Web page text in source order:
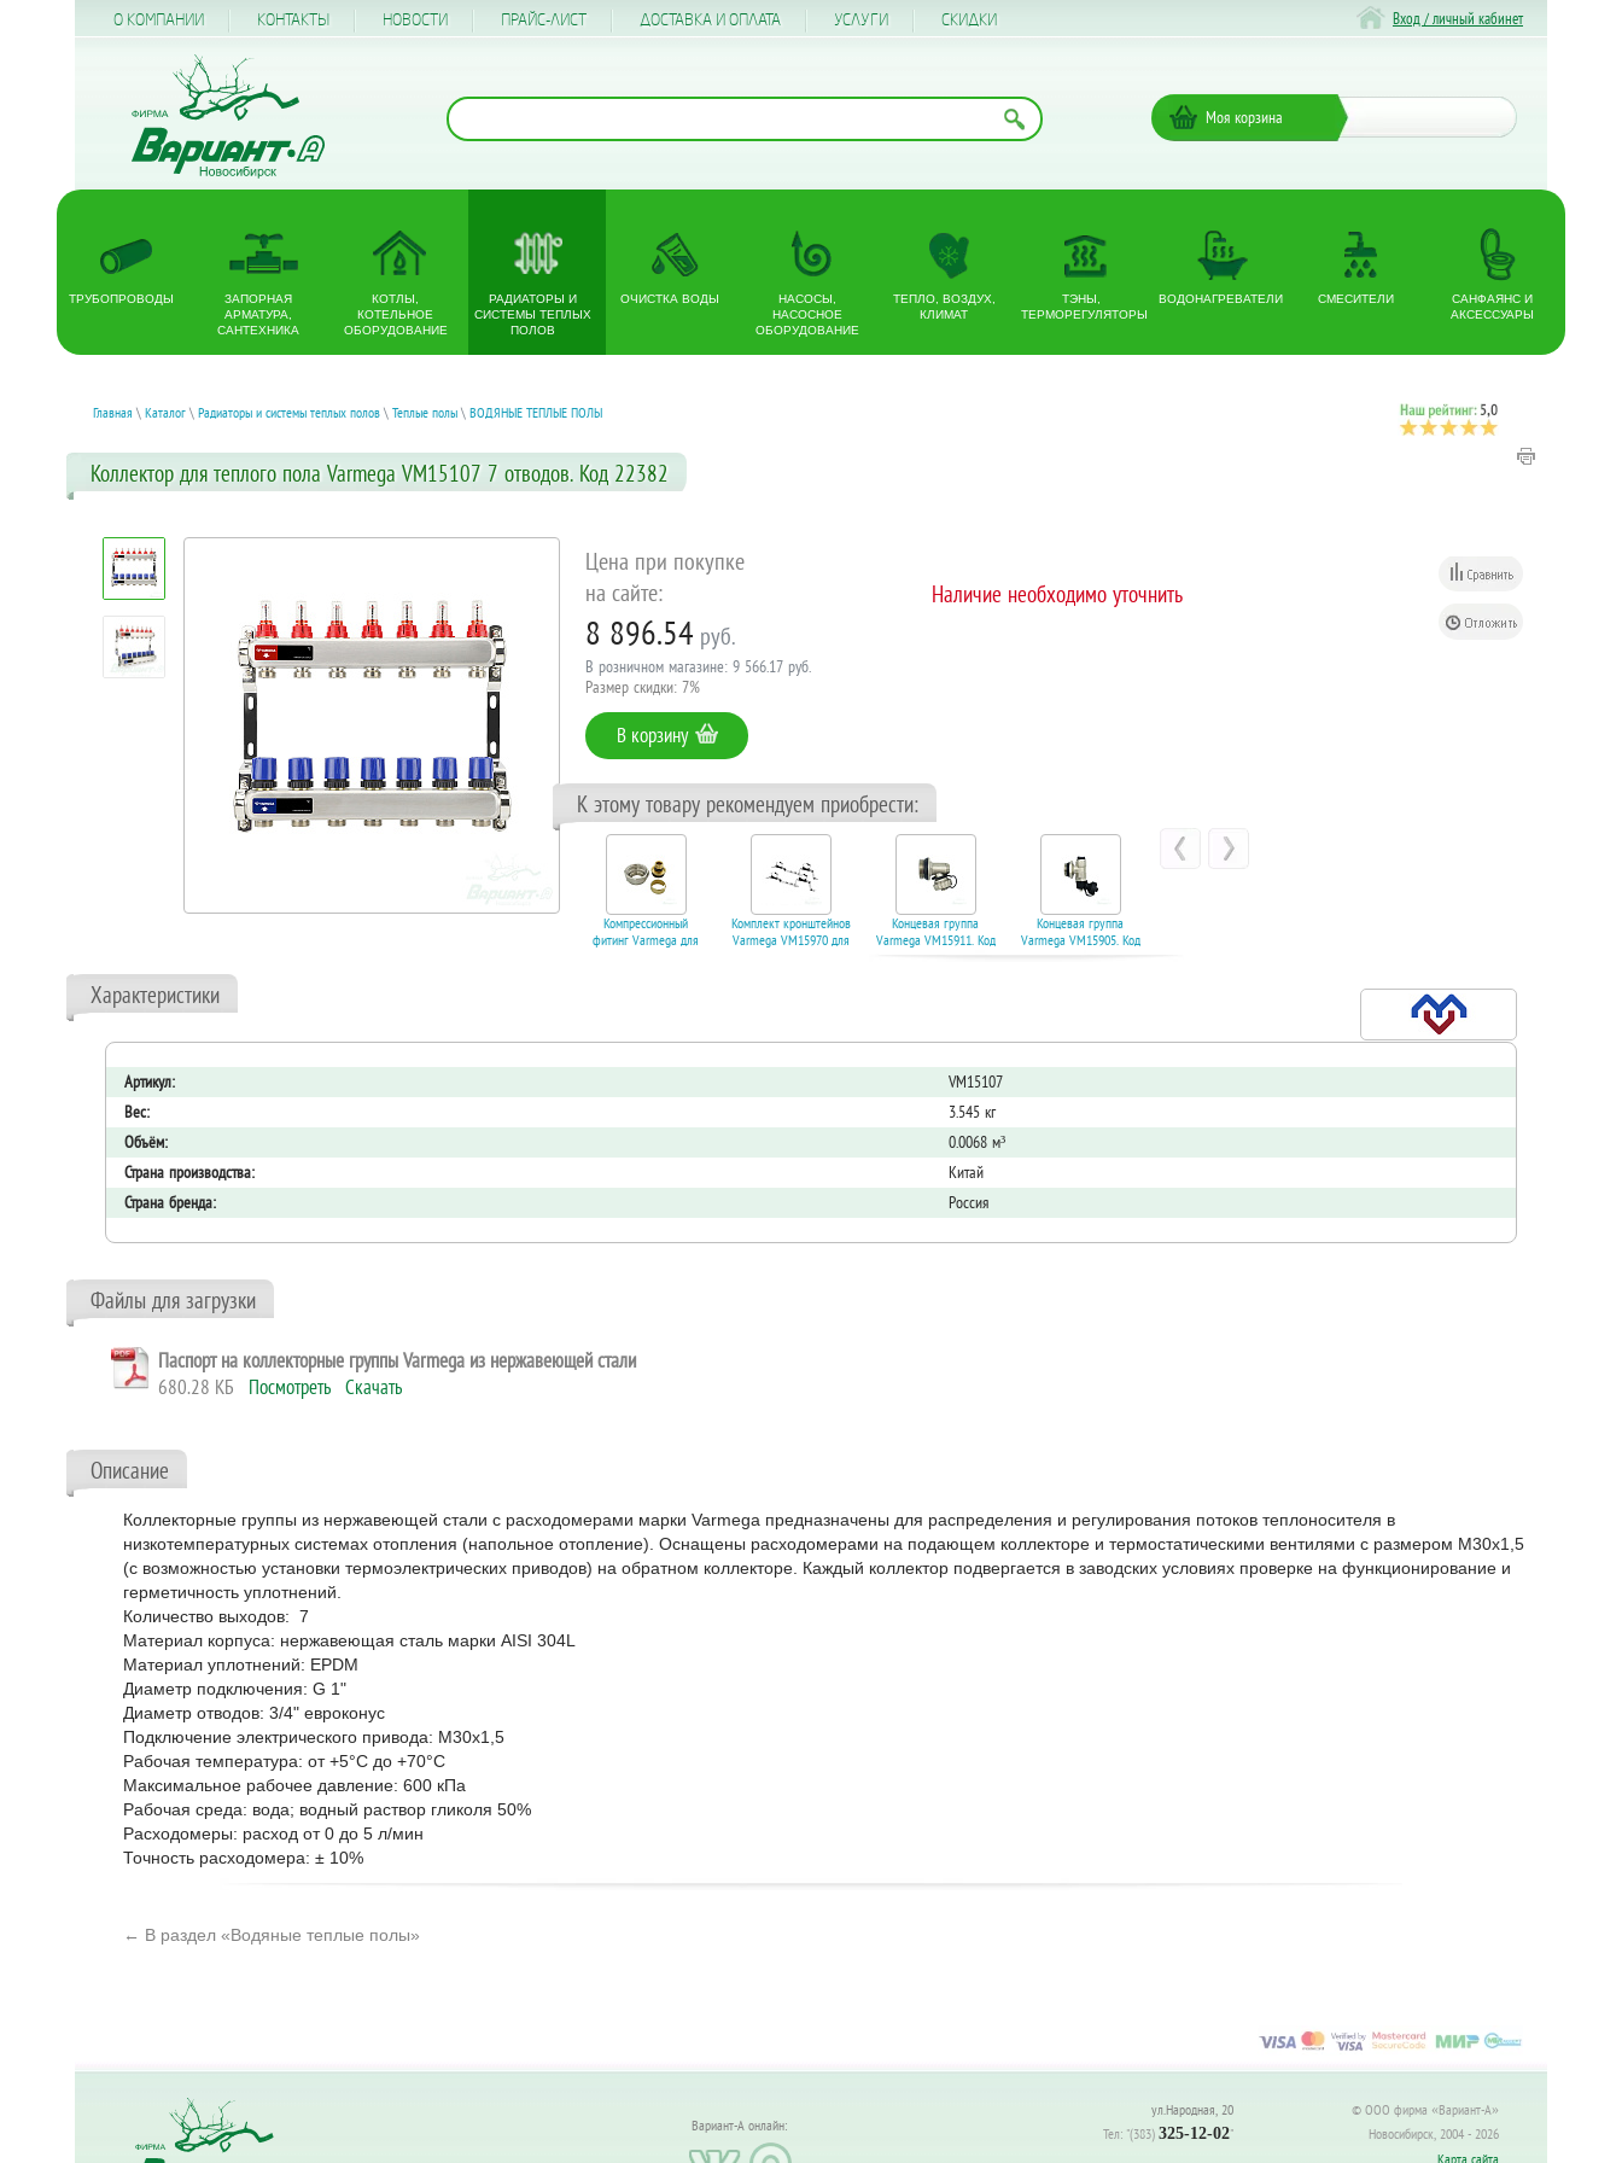
О КОМПАНИИ КОНТАКТЫ НОВОСТИ ПРАЙС-ЛИСТ ДОСТАВКА И ОПЛАТА УСЛУГИ CКИДКИ Вход / личный кабинет
Моя корзина
ТРУБОПРОВОДЫ
ЗАПОРНАЯ
АРМАТУРА,
САНТЕХНИКА
КОТЛЫ,
КОТЕЛЬНОЕ
ОБОРУДОВАНИЕ
РАДИАТОРЫ И
СИСТЕМЫ ТЕПЛЫХ
ПОЛОВ
ОЧИСТКА ВОДЫ
НАСОСЫ,
НАСОСНОЕ
ОБОРУДОВАНИЕ
ТЕПЛО, ВОЗДУХ,
КЛИМАТ
ТЭНЫ,
ТЕРМОРЕГУЛЯТОРЫ
ВОДОНАГРЕВАТЕЛИ СМЕСИТЕЛИ
САНФАЯНС И
АКСЕССУАРЫ
Главная \ Каталог \ Радиаторы и системы теплых полов \ Теплые полы \ ВОДЯНЫЕ ТЕПЛЫЕ ПОЛЫ
Коллектор для теплого пола Varmega VM15107 7 отводов. Код 22382
Наличие необходимо уточнить
Цена при покупке
на сайте:
8 896.54 руб.
В розничном магазине: 9 566.17 руб.
Размер скидки: 7%
В корзину
К этому товару рекомендуем приобрести:
Компрессионный
фитинг Varmega для
Комплект кронштейнов
Varmega VM15970 для
В корзину
Концевая группа
Varmega VM15911. Код
Концевая группа
Varmega VM15905. Код
Характеристики
Артикул:
VM15107
Вес:
3.545 кг
Объём:
0.0068 м³
Страна производства:
Китай
Страна бренда:
Россия
Файлы для загрузки
Паспорт на коллекторные группы Varmega из нержавеющей стали
680.28 КБ Посмотреть Скачать
Описание
Коллекторные группы из нержавеющей стали с расходомерами марки Varmega предназначены для распределения и регулирования потоков теплоносителя в
низкотемпературных системах отопления (напольное отопление). Оснащены расходомерами на подающем коллекторе и термостатическими вентилями с размером M30x1,5
(с возможностью установки термоэлектрических приводов) на обратном коллекторе. Каждый коллектор подвергается в заводских условиях проверке на функционирование и
герметичность уплотнений.
Количество выходов: 7
Материал корпуса: нержавеющая сталь марки AISI 304L
Материал уплотнений: EPDM
Диаметр подключения: G 1"
Диаметр отводов: 3/4" евроконус
Подключение электрического привода: M30x1,5
Рабочая температура: от +5°C до +70°C
Максимальное рабочее давление: 600 кПа
Рабочая среда: вода; водный раствор гликоля 50%
Расходомеры: расход от 0 до 5 л/мин
Точность расходомера: ± 10%
← В раздел «Водяные теплые полы»
Вариант-А онлайн:
ул.Народная, 20
Тел: "(383) 325-12-02"
© ООО фирма «Вариант-А»
Новосибирск, 2004 - 2026
Карта сайта